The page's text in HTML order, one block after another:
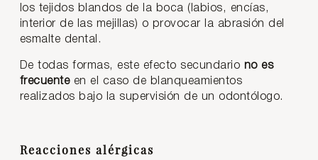
los tejidos blandos de la boca (labios, encías,
interior de las mejillas) o provocar la abrasión del
esmalte dental.
De todas formas, este efecto secundario no es
frecuenteen el caso de blanqueamientos
realizados bajo la supervisión de un odontólogo.
Reacciones alérgicas